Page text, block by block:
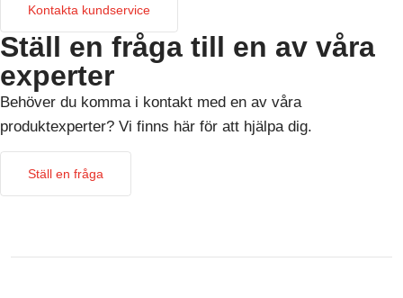
Kontakta kundservice
Ställ en fråga till en av våra
experter
Behöver du komma i kontakt med en av våra
produktexperter? Vi finns här för att hjälpa dig.
Ställ en fråga